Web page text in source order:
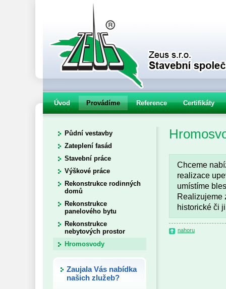
Úvod Provádíme Reference Certifikáty
Půdní vestavby
Zateplení fasád
Stavební práce
Výškové práce
Rekonstrukce rodinných
domů
Rekonstrukce
panelového bytu
Rekonstrukce
nebytových prostor
Hromosvody
Zaujala Vás nabídka
našich zlužeb?
Chceme
realizace
umístíme
Realizujeme
historické či
nahoru